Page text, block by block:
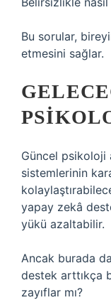
Bu sorular,
etmesini sağlar.
Güncel psikoloji
sistemlerinin
yapay zekâ
yükü azaltabilir.
Ancak burada
destek arttıkça
zayıflar mı?